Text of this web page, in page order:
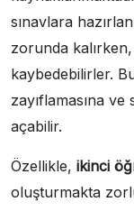
sınavlara
zorunda kalırken,
kaybedebilirler.
zayıflamasına
açabilir.
Özellikle, ikinci
oluşturmakta